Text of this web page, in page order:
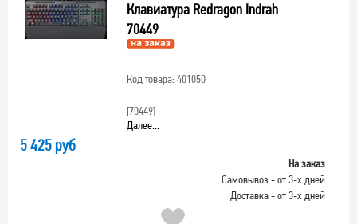
Клавиатура Redragon Indrah
70449
Код товара: 401050
[70449]
Далее...
5 425 руб
На заказ
Самовывоз - от 3-х дней
Доставка - от 3-х дней